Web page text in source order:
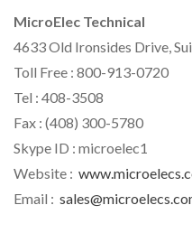
MicroElec Technical
4633 Old Ironsides Drive,
Toll Free : 800-913-0720
Tel : 408-3508
Fax : (408) 300-5780
Skype ID : microelec1
Website :
Email :